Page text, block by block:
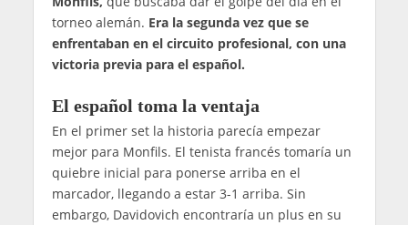
torneo alemán. Era la segunda vez que se
enfrentaban en el circuito profesional, con una
victoria previa para el español.
El español toma la ventaja
En el primer set la historia parecía empezar
mejor para Monfils. El tenista francés tomaría un
quiebre inicial para ponerse arriba en el
marcador, llegando a estar 3-1 arriba. Sin
embargo, Davidovich encontraría un plus en su